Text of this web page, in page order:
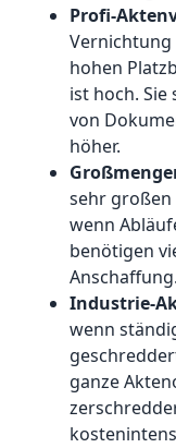
Profi-
Vernichtung
hohen
ist hoch.
von
höher.
sehr großen
wenn
benötigen
Anschaffung.
Industrie-
wenn
ganze